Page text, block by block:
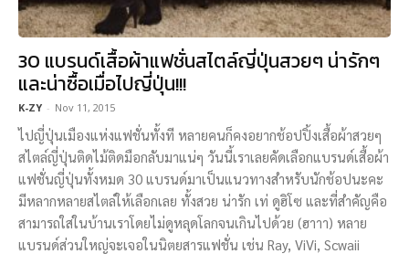
30 แบรนด์เสื้อผ้าแฟชั่นสไตล์ญี่ปุ่นสวยๆ น่ารักๆ
และน่าซื้อเมื่อไปญี่ปุ่น!!!
K-ZY - Nov 11, 2015
ไปญี่ปุ่นเมืองแห่งแฟชั่นทั้งที หลายคนก็คงอยากช้อปปิ้งเสื้อผ้าสวยๆ
สไตล์ญี่ปุ่นติดไม้ติดมือกลับมาแน่ๆ วันนี้เราเลยคัดเลือกแบรนด์เสื้อผ้า
แฟชั่นญี่ปุ่นทั้งหมด 30 แบรนด์มาเป็นแนวทางสำหรับนักช้อปนะคะ
มีหลากหลายสไตล์ให้เลือกเลย ทั้งสวย น่ารัก เท่ ดูฮิโซ และที่สำคัญคือ
สามารถใส่ในบ้านเราโดยไม่ดูหลุดโลกจนเกินไปด้วย (ฮาาา) หลาย
แบรนด์ส่วนใหญ่จะเจอในนิตยสารแฟชั่น เช่น Ray, ViVi, Scwaii